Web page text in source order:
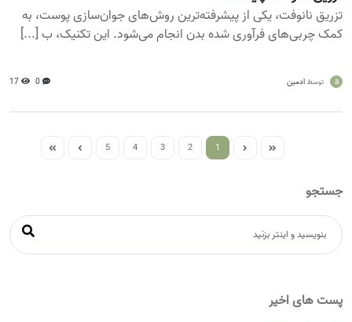
تزریق نانوفت، یکی از پیشرفته‌ترین روش‌های جوان‌سازی پوست، به
کمک چربی‌های فرآوری شده بدن انجام می‌شود. این تکنیک، ب [...]
a توسط ادمین 0
17
1
2
3
4
5
جستجو
پست های اخیر